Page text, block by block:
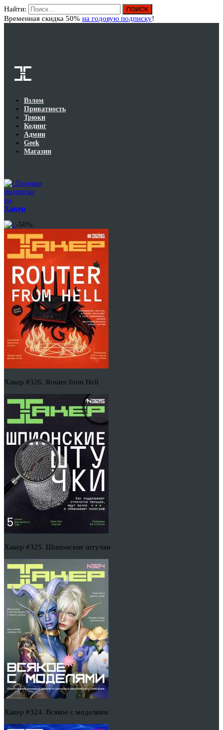
Найти:
Временная скидка 50% на годовую подписку!
Взлом
Приватность
Трюки
Кодинг
Админ
Geek
Магазин
Годовая
подписка
на
Хакер
-50%
Хакер #326. Router from Hell
Хакер #325. Шпионские штучки
Хакер #324. Всякое с моделями